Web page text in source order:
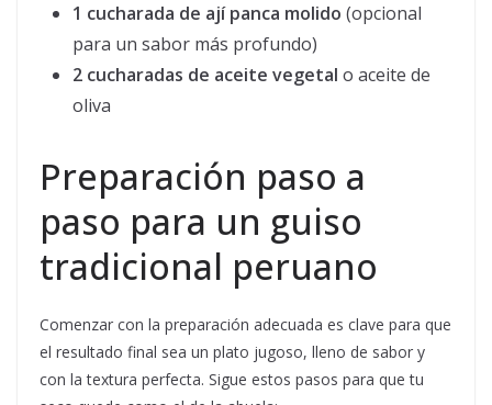
1 cucharada de ají panca molido (opcional
para un sabor más profundo)
2 cucharadas de aceite vegetal o aceite de
oliva
Preparación paso a
paso para un guiso
tradicional peruano
Comenzar con la preparación adecuada es clave para que
el resultado final sea un plato jugoso, lleno de sabor y
con la textura perfecta. Sigue estos pasos para que tu